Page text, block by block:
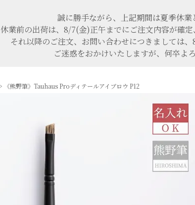
誠に勝手ながら、上記期間は夏季休業
休業前の出荷は、8/7(金)正午までにご注文内容が確定
それ以降のご注文、お問い合わせにつきましては
ご迷惑をおかけいたしますが、何卒よ
《熊野筆》Tauhaus Proディテールアイブロウ P12